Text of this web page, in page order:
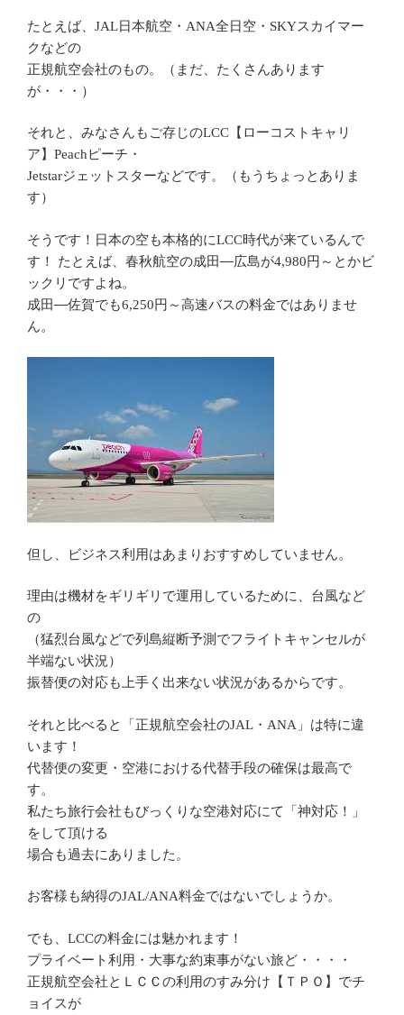
たとえば、 JAL日本航空・ ANA全日空・ SKYスカイマー
クなどの
正規航空会社のもの。（まだ、たくさんあります
が・・・）
それと、みなさんもご存じのLCC 【ローコストキャリ
ア】 Peachピーチ・
Jetstarジェットスターなどです。（もうちょっとありま
す）
そうです！日本の空も本格的にLCC時代が来ているんで
す！ たとえば、春秋航空の成田―広島が4,980円～とかビ
ックリですよね。
成田―佐賀でも6,250円～高速バスの料金ではありませ
ん。
但し、ビジネス利用はあまりおすすめしていません。
理由は機材をギリギリで運用しているために、台風など
の
（猛烈台風などで列島縦断予測でフライトキャンセルが
半端ない状況）
振替便の対応も上手く出来ない状況があるからです。
それと比べると「正規航空会社のJAL ・ ANA 」は特に違
います！
代替便の変更・空港における代替手段の確保は最高で
す。
私たち旅行会社もびっくりな空港対応にて「神対応！」
をして頂ける
場合も過去にありました。
お客様も納得のJAL/ANA料金ではないでしょうか。
でも、 LCCの料金には魅かれます！
プライベート利用・大事な約束事がない旅ど・・・・
正規航空会社とＬＣＣの利用のすみ分け【ＴＰＯ】でチ
ョイスが